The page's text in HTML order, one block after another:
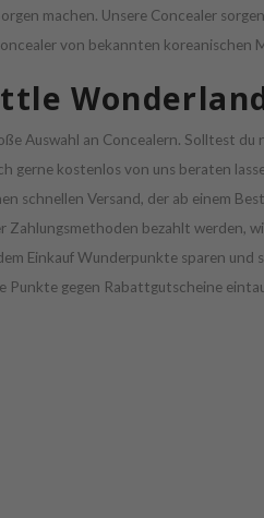
machen. Unsere Concealer
von bekannten koreanischen
Auswahl an Concealern. Solltest
gerne kostenlos von uns beraten
schnellen Versand, der ab einem
Zahlungsmethoden bezahlt werden,
Einkauf Wunderpunkte sparen und
Punkte gegen Rabattgutscheine